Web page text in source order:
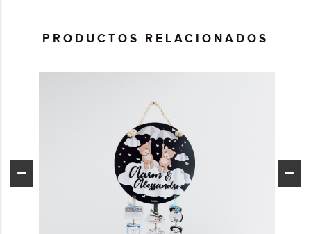
PRODUCTOS RELACIONADOS